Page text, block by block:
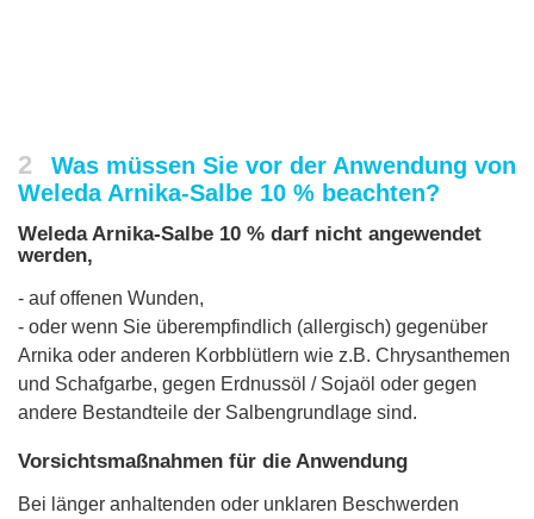
2
Was müssen Sie vor der Anwendung von
Weleda Arnika-Salbe 10 % beachten?
Weleda Arnika-Salbe 10 % darf nicht angewendet
werden,
- auf offenen Wunden,
- oder wenn Sie überempfindlich (allergisch) gegenüber
Arnika oder anderen Korbblütlern wie z.B. Chrysanthemen
und Schafgarbe, gegen Erdnussöl / Sojaöl oder gegen
andere Bestandteile der Salbengrundlage sind.
Vorsichtsmaßnahmen für die Anwendung
Bei länger anhaltenden oder unklaren Beschwerden